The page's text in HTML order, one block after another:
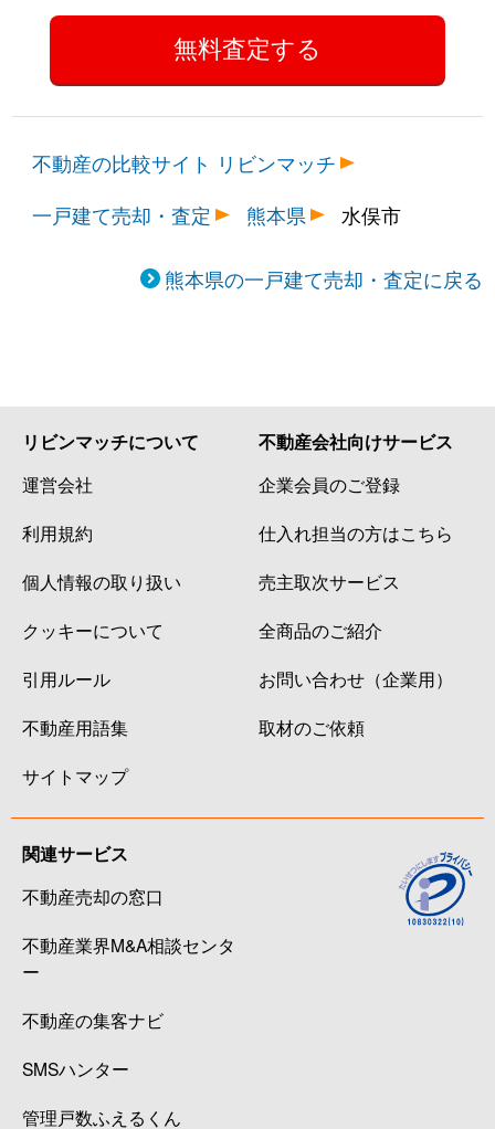
不動産の比較サイト リビンマッチ
一戸建て売却・査定
熊本県 水俣市
熊本県の一戸建て売却・査定に戻る
リビンマッチについて
運営会社
利用規約
個人情報の取り扱い
クッキーについて
引用ルール
不動産用語集
サイトマップ
不動産会社向けサービス
企業会員のご登録
仕入れ担当の方はこちら
売主取次サービス
全商品のご紹介
お問い合わせ（企業用）
取材のご依頼
関連サービス
不動産売却の窓口
不動産業界M&A相談センタ
ー
不動産の集客ナビ
SMSハンター
管理戸数ふえるくん